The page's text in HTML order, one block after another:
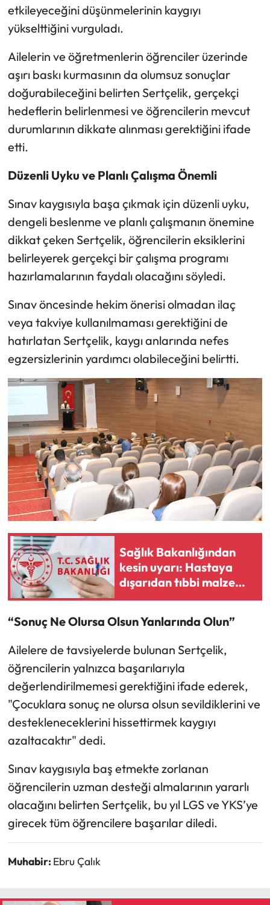
etkileyeceğini düşünmelerinin kaygıyı
yükselttiğini vurguladı.
Ailelerin ve öğretmenlerin öğrenciler üzerinde
aşırı baskı kurmasının da olumsuz sonuçlar
doğurabileceğini belirten Sertçelik, gerçekçi
hedeflerin belirlenmesi ve öğrencilerin mevcut
durumlarının dikkate alınması gerektiğini ifade
etti.
Düzenli Uyku ve Planlı Çalışma Önemli
Sınav kaygısıyla başa çıkmak için düzenli uyku,
dengeli beslenme ve planlı çalışmanın önemine
dikkat çeken Sertçelik, öğrencilerin eksiklerini
belirleyerek gerçekçi bir çalışma programı
hazırlamalarının faydalı olacağını söyledi.
Sınav öncesinde hekim önerisi olmadan ilaç
veya takviye kullanılmaması gerektiğini de
hatırlatan Sertçelik, kaygı anlarında nefes
egzersizlerinin yardımcı olabileceğini belirtti.
Sağlık Bakanlığından
kesin uyarı: Hastaya
dışarıdan tıbbi malzeme
aldırılamayacak
“Sonuç Ne Olursa Olsun Yanlarında Olun”
Ailelere de tavsiyelerde bulunan Sertçelik,
öğrencilerin yalnızca başarılarıyla
değerlendirilmemesi gerektiğini ifade ederek,
"Çocuklara sonuç ne olursa olsun sevildiklerini ve
destekleneceklerini hissettirmek kaygıyı
azaltacaktır" dedi.
Sınav kaygısıyla baş etmekte zorlanan
öğrencilerin uzman desteği almalarının yararlı
olacağını belirten Sertçelik, bu yıl LGS ve YKS’ye
girecek tüm öğrencilere başarılar diledi.
Muhabir: Ebru Çalık
Yayla Haber
Yerel Haberler